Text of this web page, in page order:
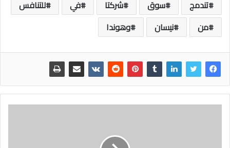
تندمج
سوق شركتا في
للتنافس
من
نيسان وهوندا